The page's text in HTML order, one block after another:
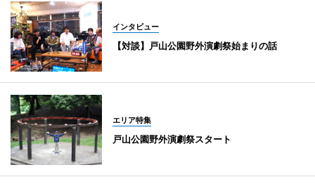
インタビュー
【対談】戸山公園野外演劇祭始まりの話
エリア特集
戸山公園野外演劇祭スタート